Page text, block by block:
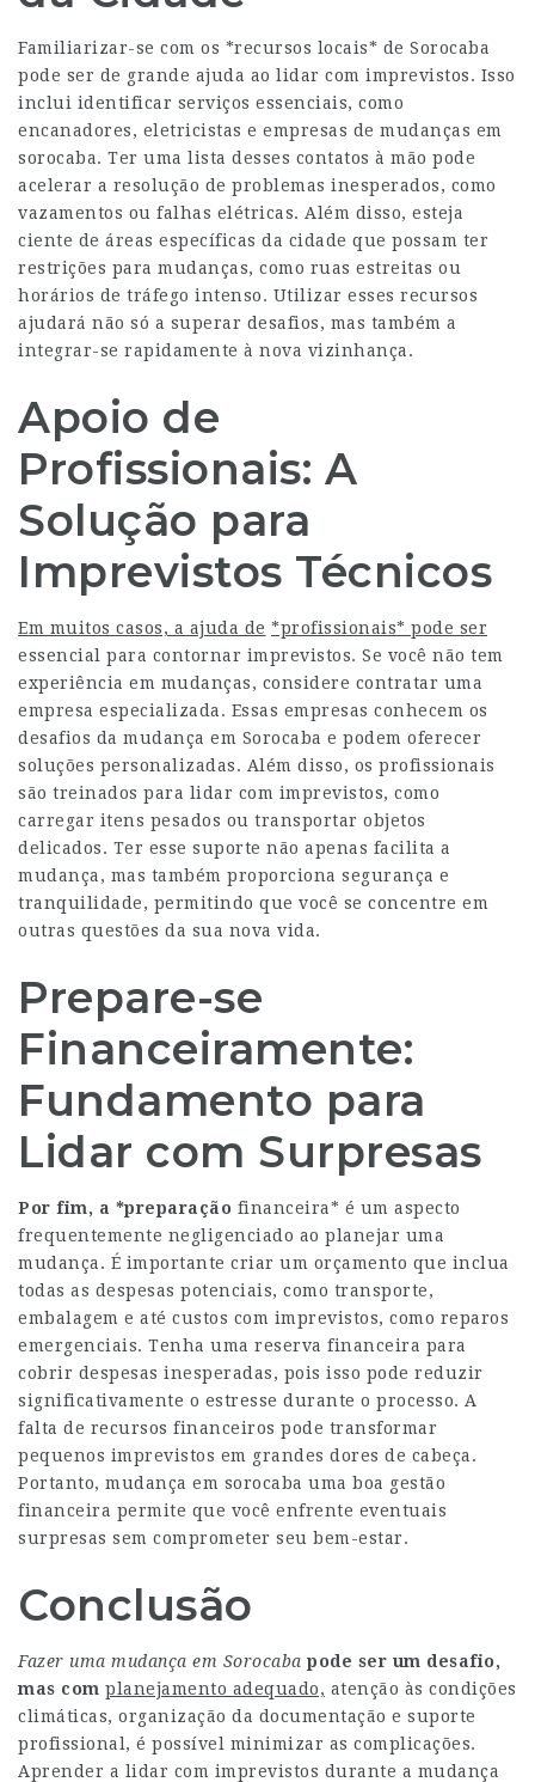
Familiarizar-se com os *recursos locais* de Sorocaba
pode ser de grande ajuda ao lidar com imprevistos. Isso
inclui identificar serviços essenciais, como
encanadores, eletricistas e empresas de mudanças em
sorocaba. Ter uma lista desses contatos à mão pode
acelerar a resolução de problemas inesperados, como
vazamentos ou falhas elétricas. Além disso, esteja
ciente de áreas específicas da cidade que possam ter
restrições para mudanças, como ruas estreitas ou
horários de tráfego intenso. Utilizar esses recursos
ajudará não só a superar desafios, mas também a
integrar-se rapidamente à nova vizinhança.
Apoio de
Profissionais: A
Solução para
Imprevistos Técnicos
Em muitos casos, a ajuda de *profissionais* pode ser
essencial para contornar imprevistos. Se você não tem
experiência em mudanças, considere contratar uma
empresa especializada. Essas empresas conhecem os
desafios da mudança em Sorocaba e podem oferecer
soluções personalizadas. Além disso, os profissionais
são treinados para lidar com imprevistos, como
carregar itens pesados ou transportar objetos
delicados. Ter esse suporte não apenas facilita a
mudança, mas também proporciona segurança e
tranquilidade, permitindo que você se concentre em
outras questões da sua nova vida.
Prepare-se
Financeiramente:
Fundamento para
Lidar com Surpresas
Por fim, a *preparação financeira* é um aspecto
frequentemente negligenciado ao planejar uma
mudança. É importante criar um orçamento que inclua
todas as despesas potenciais, como transporte,
embalagem e até custos com imprevistos, como reparos
emergenciais. Tenha uma reserva financeira para
cobrir despesas inesperadas, pois isso pode reduzir
significativamente o estresse durante o processo. A
falta de recursos financeiros pode transformar
pequenos imprevistos em grandes dores de cabeça.
Portanto, mudança em sorocaba uma boa gestão
financeira permite que você enfrente eventuais
surpresas sem comprometer seu bem-estar.
Conclusão
Fazer uma mudança em Sorocaba pode ser um desafio,
mas com planejamento adequado, atenção às condições
climáticas, organização da documentação e suporte
profissional, é possível minimizar as complicações.
Aprender a lidar com imprevistos durante a mudança